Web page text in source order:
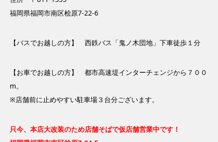
福岡県福岡市南区桧原7-22-6
【バスでお越しの方】 西鉄バス「鬼ノ木団地」下車徒歩１分
【お車でお越しの方】 都市高速堤インターチェンジから７００
m。
※店舗前に止めやすい駐車場３台分ございます。
只今、本店大改装のため店舗そばで仮店舗営業中です！